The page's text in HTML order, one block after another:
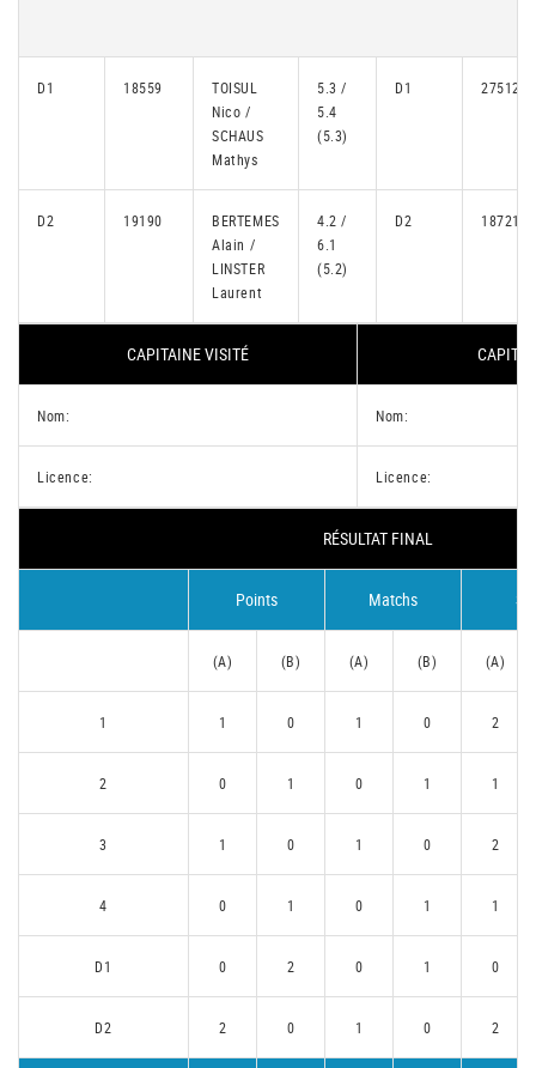
D1 18559
TOISUL
Nico /
SCHAUS
Mathys
5.3 /
5.4
(5.3)
D1 27512
D2 19190
BERTEMES
Alain /
LINSTER
Laurent
4.2 /
6.1
(5.2)
D2 18721
CAPITAINE VISITÉ
Nom: Nom:
Licence: Licence:
RÉSULTAT FINAL
Points Matchs
(A) (B) (A) (B) (A)
1 1 0 1 0 2
2 0 1 0 1 1
3 1 0 1 0 2
4 0 1 0 1 1
D1 0 2 0 1 0
D2 2 0 1 0 2